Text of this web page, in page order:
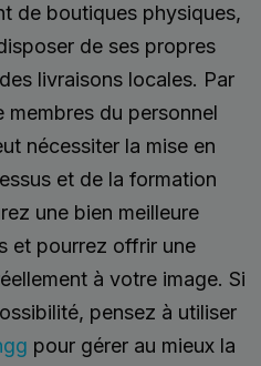
de boutiques physiques,
de ses propres
livraisons locales. Par
membres du personnel
nécessiter la mise en
et de la formation
une bien meilleure
et pourrez offrir une
à votre image. Si
pensez à utiliser
pour gérer au mieux la